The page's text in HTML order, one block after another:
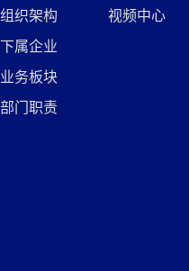
组织架构
下属企业
业务板块
部门职责
视频中心